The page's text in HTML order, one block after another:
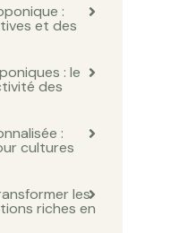
:
et des
: le
des
:
cultures
les
riches en